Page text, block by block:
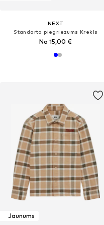
NEXT
Standarta piegriezums Krekls
No 15,00 €
Jaunums